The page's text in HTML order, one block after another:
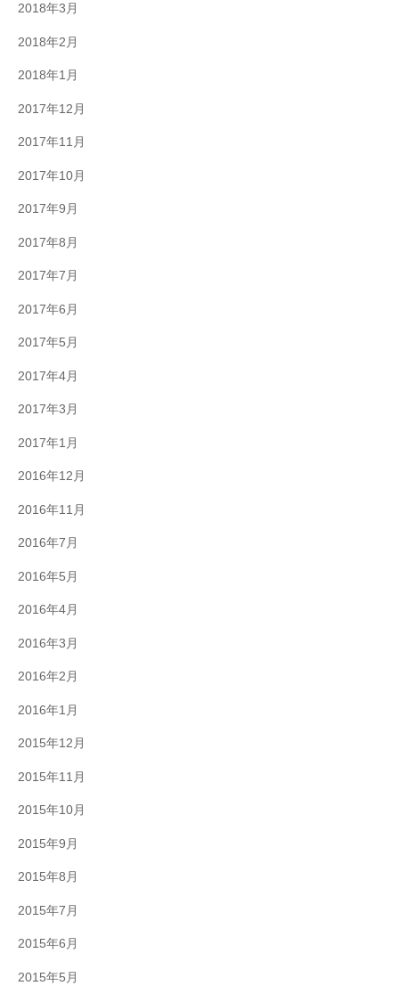
2018年3月
2018年2月
2018年1月
2017年12月
2017年11月
2017年10月
2017年9月
2017年8月
2017年7月
2017年6月
2017年5月
2017年4月
2017年3月
2017年1月
2016年12月
2016年11月
2016年7月
2016年5月
2016年4月
2016年3月
2016年2月
2016年1月
2015年12月
2015年11月
2015年10月
2015年9月
2015年8月
2015年7月
2015年6月
2015年5月